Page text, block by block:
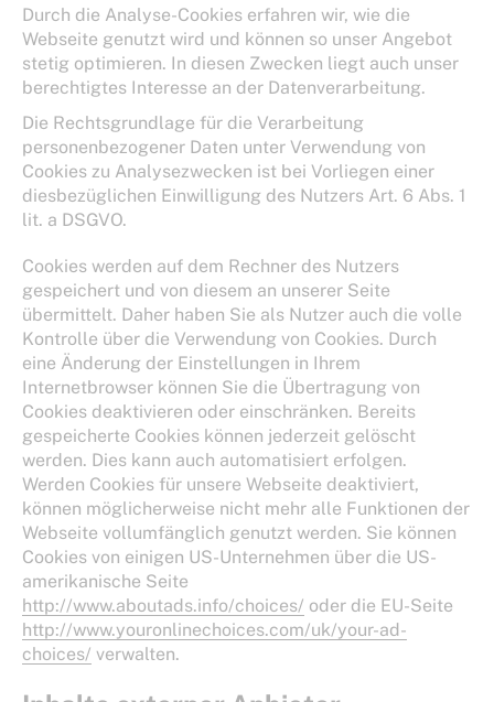
Durch die Analyse-Cookies erfahren wir, wie die
Webseite genutzt wird und können so unser Angebot
stetig optimieren. In diesen Zwecken liegt auch unser
berechtigtes Interesse an der Datenverarbeitung.
Die Rechtsgrundlage für die Verarbeitung
personenbezogener Daten unter Verwendung von
Cookies zu Analysezwecken ist bei Vorliegen einer
diesbezüglichen Einwilligung des Nutzers Art. 6 Abs. 1
lit. a DSGVO.
Cookies werden auf dem Rechner des Nutzers
gespeichert und von diesem an unserer Seite
übermittelt. Daher haben Sie als Nutzer auch die volle
Kontrolle über die Verwendung von Cookies. Durch
eine Änderung der Einstellungen in Ihrem
Internetbrowser können Sie die Übertragung von
Cookies deaktivieren oder einschränken. Bereits
gespeicherte Cookies können jederzeit gelöscht
werden. Dies kann auch automatisiert erfolgen.
Werden Cookies für unsere Webseite deaktiviert,
können möglicherweise nicht mehr alle Funktionen der
Webseite vollumfänglich genutzt werden. Sie können
Cookies von einigen US-Unternehmen über die US-
amerikanische Seite
http://www.aboutads.info/choices/ oder die EU-Seite
http://www.youronlinechoices.com/uk/your-ad-
choices/ verwalten.